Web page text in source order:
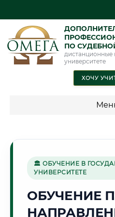
ПО
дистанционные
университете
ХОЧУ
специальности"
Стоимость по программам
Стоимость по программам
🏛 ОБУЧЕНИЕ В
УНИВЕРСИТЕТЕ
ОБУЧЕНИЕ